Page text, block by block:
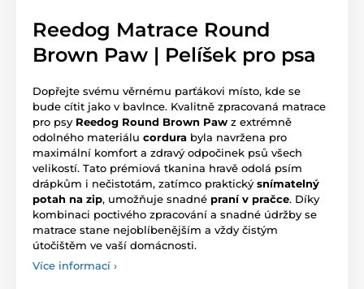
Reedog Matrace Round
Brown Paw | Pelíšek pro psa
Dopřejte svému věrnému parťákovi místo, kde se
bude cítit jako v bavlnce. Kvalitně zpracovaná matrace
pro psy Reedog Round Brown Paw z extrémně
odolného materiálu cordura byla navržena pro
maximální komfort a zdravý odpočinek psů všech
velikostí. Tato prémiová tkanina hravě odolá psím
drápkům i nečistotám, zatímco praktický snímatelný
potah na zip, umožňuje snadné praní v pračce. Díky
kombinaci poctivého zpracování a snadné údržby se
matrace stane nejoblíbenějším a vždy čistým
útočištěm ve vaší domácnosti.
Více informací ›